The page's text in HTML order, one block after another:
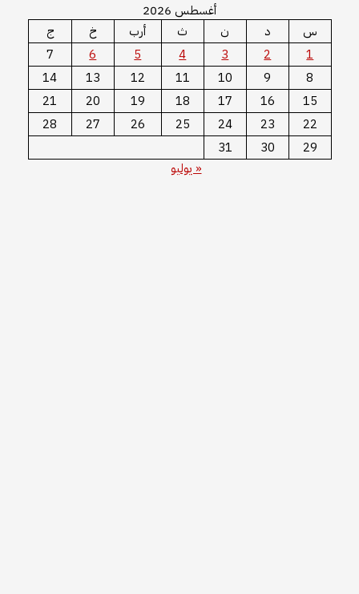
أغسطس 2026
س
د ن ث أرب خ
ج
1
2
3
4
5
6
7
8
9
10
11
12
13
14
15
16
17
18
19
20
21
22
23
24
25
26
27
28
29
30
31
« يوليو